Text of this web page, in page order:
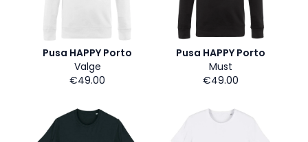
Pusa HAPPY Porto
Valge
€49.00
Pusa HAPPY Porto
Must
€49.00